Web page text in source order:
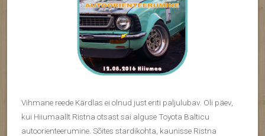
Vihmane reede Kärdlas ei olnud just eriti paljulubav. Oli päev,
kui Hiiumaallt Ristna otsast sai alguse Toyota Balticu
autoorienteerumine. Sõites stardikohta, kaunisse Ristna